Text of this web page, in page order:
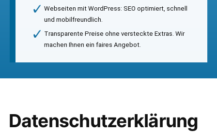
Webseiten mit WordPress: SEO optimiert, schnell
und mobilfreundlich.
Transparente Preise ohne versteckte Extras. Wir
machen Ihnen ein faires Angebot.
Datenschutzerklärung